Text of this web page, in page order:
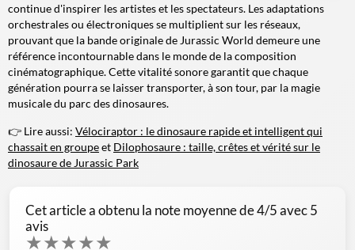
continue d'inspirer les artistes et les spectateurs. Les adaptations
orchestrales ou électroniques se multiplient sur les réseaux,
prouvant que la bande originale de Jurassic World demeure une
référence incontournable dans le monde de la composition
cinématographique. Cette vitalité sonore garantit que chaque
génération pourra se laisser transporter, à son tour, par la magie
musicale du parc des dinosaures.
👉 Lire aussi: Vélociraptor : le dinosaure rapide et intelligent qui
chassait en groupeet Dilophosaure : taille, crêtes et vérité sur le
dinosaure de Jurassic Park
Cet article a obtenu la note moyenne de4/5 avec5
avis
★★★★★